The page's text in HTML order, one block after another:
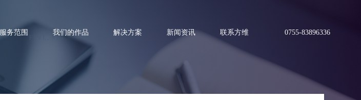
服务范围 我们的作品 解决方案 新闻资讯 联系方维 0755-83896336